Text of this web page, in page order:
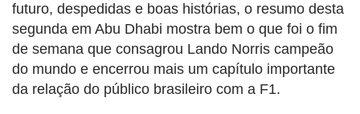
futuro, despedidas e boas histórias, o resumo desta
segunda em Abu Dhabi mostra bem o que foi o fim
de semana que consagrou Lando Norris campeão
do mundo e encerrou mais um capítulo importante
da relação do público brasileiro com a F1.